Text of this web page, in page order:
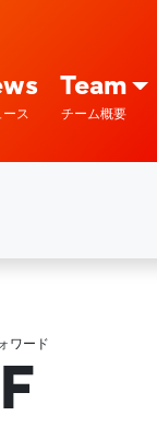
ース
Team
チーム概要
ワード